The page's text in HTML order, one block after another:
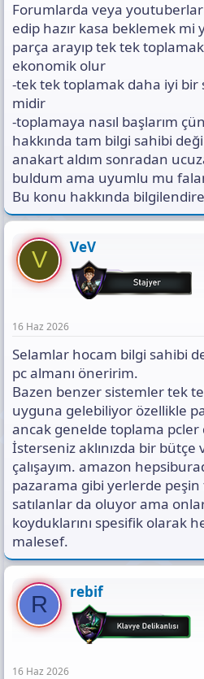
s
n
ı
o
p
a
l
Forumlarda veya
edip hazır kasa beklemek mi
parça arayıp tek tek
ekonomik olur
-tek tek toplamak daha iyi bir
midir
-toplamaya nasıl başlarım
hakkında tam bilgi sahibi
anakart aldım sonradan
buldum ama uyumlu mu
Bu konu hakkında
V VeV
16 Haz 2026
Selamlar hocam bilgi sahibi
pc almanı öneririm.
Bazen benzer sistemler tek
uyguna gelebiliyor özellikle
ancak genelde toplama
İsterseniz aklınızda bir bütçe
çalışayım. amazon
pazarama gibi yerlerde
satılanlar da oluyor ama
koyduklarını spesifik olarak
malesef.
R rebif
16 Haz 2026